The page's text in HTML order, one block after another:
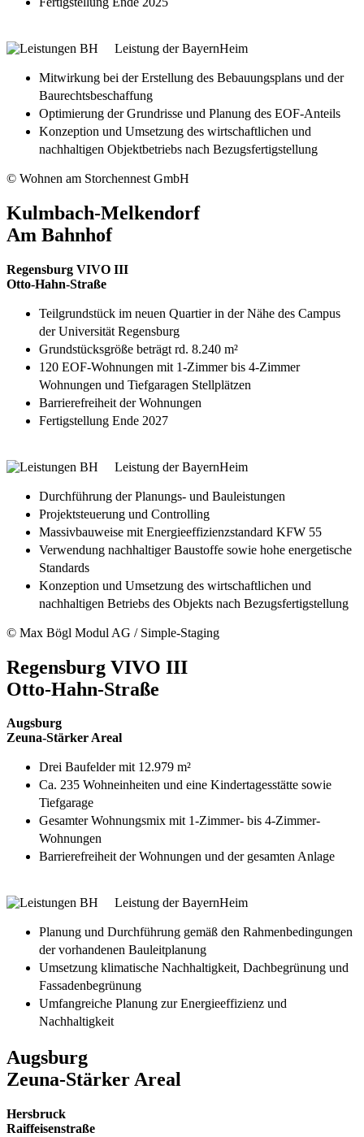
Leistung der BayernHeim
Mitwirkung bei der Erstellung des Bebauungsplans und der
Baurechtsbeschaffung
Optimierung der Grundrisse und Planung des EOF-Anteils
Konzeption und Umsetzung des wirtschaftlichen und
nachhaltigen Objektbetriebs nach Bezugsfertigstellung
© Wohnen am Storchennest GmbH
Kulmbach-Melkendorf
Am Bahnhof
Regensburg VIVO III
Otto-Hahn-Straße
Teilgrundstück im neuen Quartier in der Nähe des Campus
der Universität Regensburg
Grundstücksgröße beträgt rd. 8.240 m²
120 EOF-Wohnungen mit 1-Zimmer bis 4-Zimmer
Wohnungen und Tiefgaragen Stellplätzen
Barrierefreiheit der Wohnungen
Fertigstellung Ende 2027
Leistung der BayernHeim
Durchführung der Planungs- und Bauleistungen
Projektsteuerung und Controlling
Massivbauweise mit Energieeffizienzstandard KFW 55
Verwendung nachhaltiger Baustoffe sowie hohe energetische
Standards
Konzeption und Umsetzung des wirtschaftlichen und
nachhaltigen Betriebs des Objekts nach Bezugsfertigstellung
© Max Bögl Modul AG / Simple-Staging
Regensburg VIVO III
Otto-Hahn-Straße
Augsburg
Zeuna-Stärker Areal
Drei Baufelder mit 12.979 m²
Ca. 235 Wohneinheiten und eine Kindertagesstätte sowie
Tiefgarage
Gesamter Wohnungsmix mit 1-Zimmer- bis 4-Zimmer-
Wohnungen
Barrierefreiheit der Wohnungen und der gesamten Anlage
Leistung der BayernHeim
Planung und Durchführung gemäß den Rahmenbedingungen
der vorhandenen Bauleitplanung
Umsetzung klimatische Nachhaltigkeit, Dachbegrünung und
Fassadenbegrünung
Umfangreiche Planung zur Energieeffizienz und
Nachhaltigkeit
Augsburg
Zeuna-Stärker Areal
Hersbruck
Raiffeisenstraße